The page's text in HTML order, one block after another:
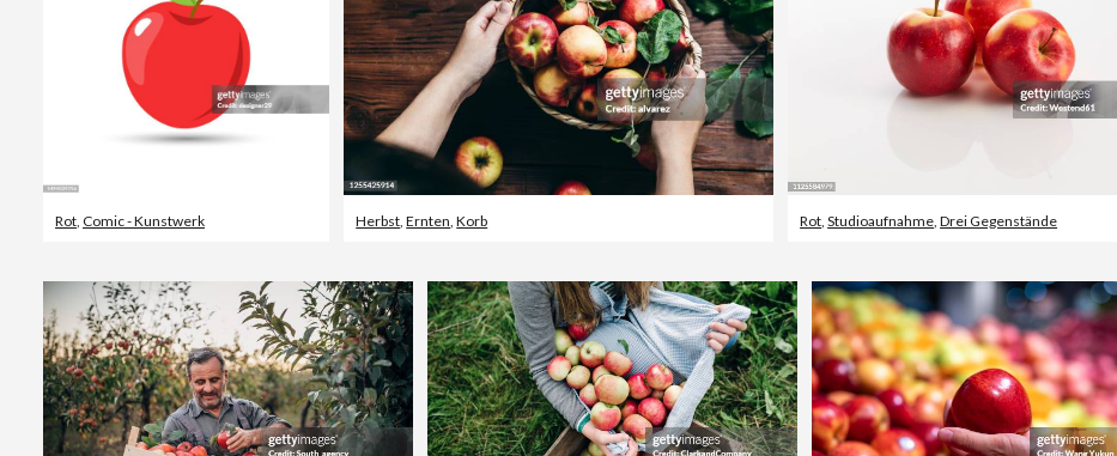
Rot Comic - Kunstwerk Herbst ,Ernten ,Korb Rot ,Studioaufnahme ,Drei Gegenstände